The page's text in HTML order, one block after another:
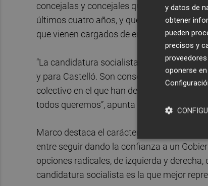
concejalas y concejales que han liderado
últimos cuatro años, y que ahora añade la
que vienen cargados de energía y de ideas
“La candidatura socialista está integrada
y para Castelló. Son conscientes de que
colectivo en el que han de dar lo mejor de
todos queremos”, apunta la candidata.
Marco destaca el carácter “decisivo” de las
entre seguir dando la confianza a un
opciones radicales, de izquierda y
candidatura socialista es la que mejor
y datos de
obtener
pueden
precisos y
oponerse en